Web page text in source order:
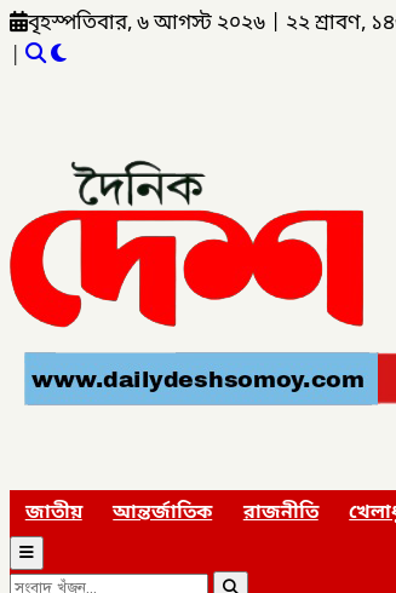
বৃহস্পতিবার, ৬ আগস্ট ২০২৬ ২২ শ্রাবণ,
|
জাতীয় আন্তর্জাতিক রাজনীতি